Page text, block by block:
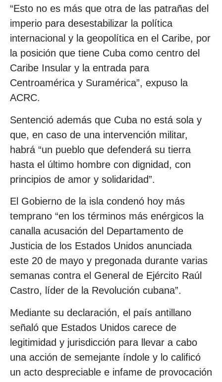
“Esto no es más que otra de las patrañas del
imperio para desestabilizar la política
internacional y la geopolítica en el Caribe, por
la posición que tiene Cuba como centro del
Caribe Insular y la entrada para
Centroamérica y Suramérica”, expuso la
ACRC.
Sentenció además que Cuba no está sola y
que, en caso de una intervención militar,
habrá “un pueblo que defenderá su tierra
hasta el último hombre con dignidad, con
principios de amor y solidaridad”.
El Gobierno de la isla condenó hoy más
temprano “en los términos más enérgicos la
canalla acusación del Departamento de
Justicia de los Estados Unidos anunciada
este 20 de mayo y pregonada durante varias
semanas contra el General de Ejército Raúl
Castro, líder de la Revolución cubana”.
Mediante su declaración, el país antillano
señaló que Estados Unidos carece de
legitimidad y jurisdicción para llevar a cabo
una acción de semejante índole y lo calificó
un acto despreciable e infame de provocación